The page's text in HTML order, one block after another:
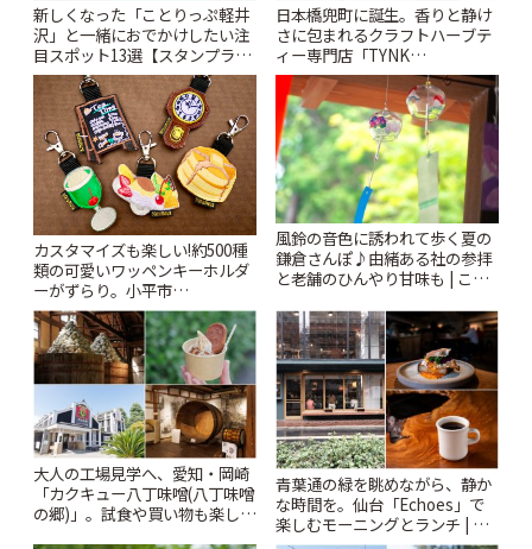
新しくなった「ことりっぷ軽井
沢」と一緒におでかけしたい注
目スポット13選【スタンプラリ
ー開催中】 | ことりっぷ
日本橋兜町に誕生。香りと静け
さに包まれるクラフトハーブテ
ィー専門店「TYNK
Kabutocho」 | ことりっぷ
カスタマイズも楽しい!約500種
類の可愛いワッペンキーホルダ
ーがずらり。小平市
「Kimamaya T&K」 | ことりっ
ぷ
風鈴の音色に誘われて歩く夏の
鎌倉さんぽ♪由緒ある社の参拝
と老舗のひんやり甘味も | こと
大人の工場見学へ、愛知・岡崎
「カクキュー八丁味噌(八丁味噌
の郷)」。試食や買い物も楽しみ
青葉通の緑を眺めながら、静か
な時間を。仙台「Echoes」で
楽しむモーニングとランチ | こ